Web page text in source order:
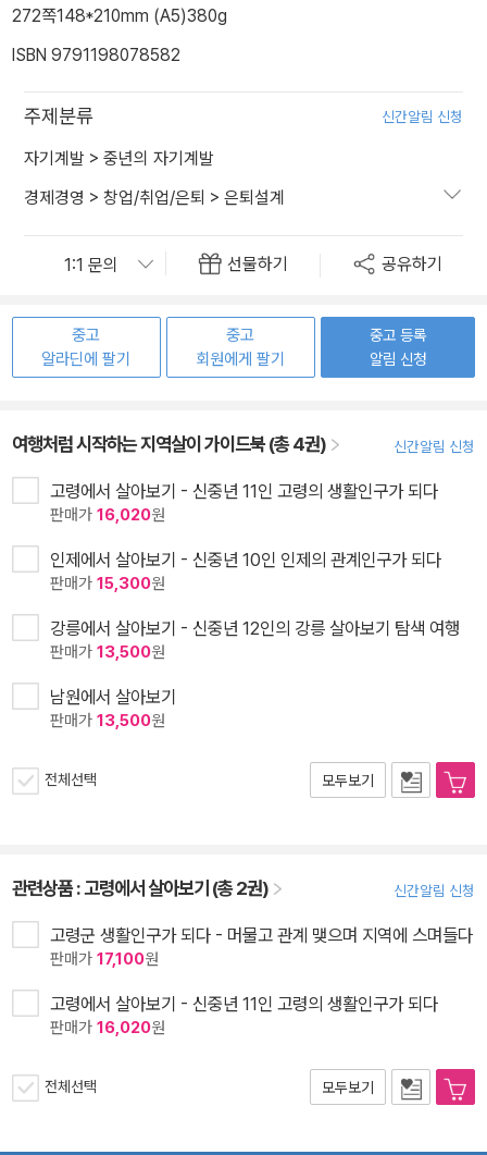
272쪽148*210mm (A5)380g
ISBN 9791198078582
주제분류 신간알림 신청
자기계발 > 중년의 자기계발
경제경영 > 창업/취업/은퇴 > 은퇴설계
선물하기 공유하기
중고
알라딘에 팔기
중고
회원에게 팔기
중고 등록
알림 신청
여행처럼 시작하는 지역살이 가이드북 (총 4권) 신간알림 신청
고령에서 살아보기 - 신중년 11인 고령의 생활인구가 되다
판매가 16,020원
인제에서 살아보기 - 신중년 10인 인제의 관계인구가 되다
판매가 15,300원
강릉에서 살아보기 - 신중년 12인의 강릉 살아보기 탐색 여행
판매가 13,500원
남원에서 살아보기
판매가 13,500원
전체선택 모두보기
관련상품 :고령에서 살아보기 (총 2권) 신간알림 신청
고령군 생활인구가 되다 - 머물고 관계 맺으며 지역에 스며들다
판매가 17,100원
고령에서 살아보기 - 신중년 11인 고령의 생활인구가 되다
판매가 16,020원
전체선택 모두보기